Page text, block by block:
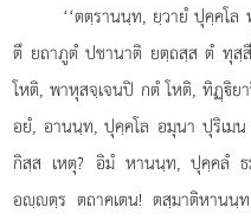
‘‘ตตฺรานนฺท, ยฺวายํ ปุคฺคโ
ตึ ยถาภูตํ ปชานาติ ยตฺถสฺส ตํ ทุสฺ
โหติ, พาหุสจฺเจนปิ กตํ โหติ, ทิฏฺิ
อยํ, อานนฺท, ปุคฺคโล อมุนา ปุริเม
กิสฺส เหตุ? อิมํ หานนฺท, ปุคฺคลํ ธ
อฺตฺร ตถาคเตน! ตสฺมาติหาน